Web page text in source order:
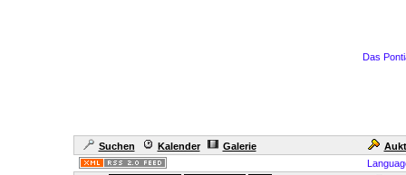
Das
Suchen Kalender Galerie